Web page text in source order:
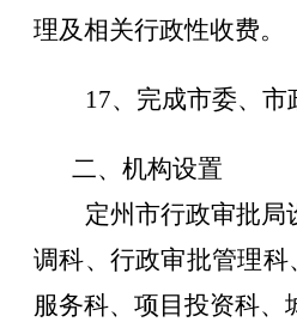
理及相关行政性收费。
17、 完成市委、 市
二、机构设置
定州市行政审批局
调科、行政审批管理
服务科、项目投资科、